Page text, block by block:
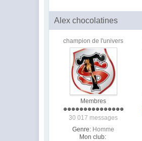
Alex chocolatines
champion de l'univers
Membres
30 017 messages
Genre: Homme
Mon club: